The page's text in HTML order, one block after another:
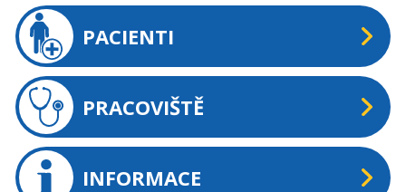
PACIENTI
PRACOVIŠTĚ
INFORMACE